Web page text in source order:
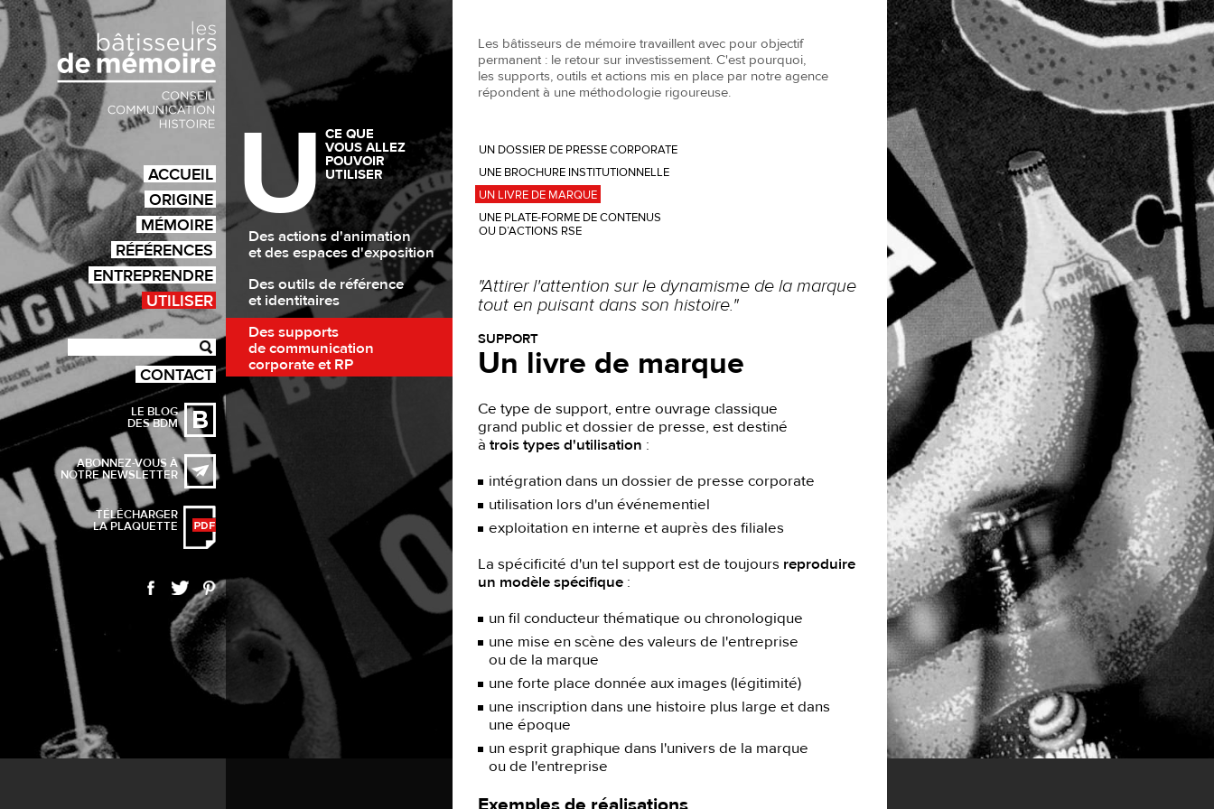
ACCUEIL
ORIGINE
MÉMOIRE
RÉFÉRENCES
ENTREPRENDRE
UTILISER
CONTACT
LE BLOG
DES BDM
ABONNEZ-VOUS À
NOTRE NEWSLETTER
TÉLÉCHARGER
LA PLAQUETTE
UCE QUE
VOUS ALLEZ
POUVOIR
UTILISER
Des actions d'animation
et des espaces d'exposition
Des outils de référence
et identitaires
Des supports
de communication
corporate et RP
Les bâtisseurs de mémoire travaillent avec pour objectif
permanent : le retour sur investissement. C'est pourquoi,
les supports, outils et actions mis en place par notre agence
répondent à une méthodologie rigoureuse.
UN DOSSIER DE PRESSE CORPORATE
UNE BROCHURE INSTITUTIONNELLE
UN LIVRE DE MARQUE
UNE PLATE-FORME DE CONTENUS
OU D’ACTIONS RSE
"Attirer l'attention sur le dynamisme de la marque
tout en puisant dans son histoire."
SUPPORT
Un livre de marque
Ce type de support, entre ouvrage classique
grand public et dossier de presse, est destiné
à trois types d'utilisation :
intégration dans un dossier de presse corporate
utilisation lors d'un événementiel
exploitation en interne et auprès des filiales
La spécificité d'un tel support est de toujours reproduire
un modèle spécifique :
un fil conducteur thématique ou chronologique
une mise en scène des valeurs de l'entreprise
ou de la marque
une forte place donnée aux images (légitimité)
une inscription dans une histoire plus large et dans
une époque
un esprit graphique dans l'univers de la marque
ou de l'entreprise